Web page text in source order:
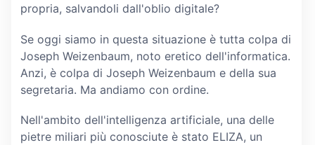
propria, salvandoli dall'oblio digitale?
Se oggi siamo in questa situazione è tutta colpa di
Joseph Weizenbaum, noto eretico dell'informatica.
Anzi, è colpa di Joseph Weizenbaum e della sua
segretaria. Ma andiamo con ordine.
Nell'ambito dell'intelligenza artificiale, una delle
pietre miliari più conosciute è stato ELIZA, un